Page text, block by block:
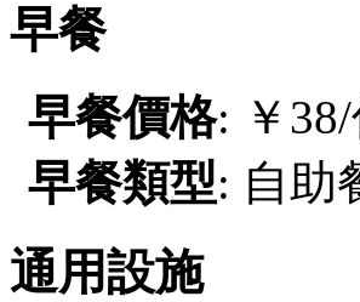
早餐
早餐價格: ￥
早餐類型: 自助
通用設施